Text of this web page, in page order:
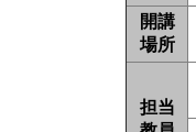
開講
場所
担当